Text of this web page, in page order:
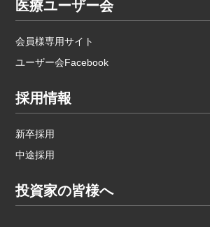
医療ユーザー会
会員様専用サイト
ユーザー会Facebook
採用情報
新卒採用
中途採用
投資家の皆様へ